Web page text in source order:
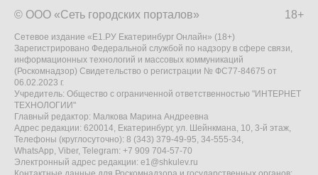
18+
© ООО «Сеть городских порталов»
Сетевое издание «Е1.РУ Екатеринбург Онлайн» (18+)
Зарегистрировано Федеральной службой по надзору в сфере связи,
информационных технологий и массовых коммуникаций
(Роскомнадзор) Свидетельство о регистрации № ФС77-84675 от
06.02.2023 г.
Учредитель: Общество с ограниченной ответственностью "ИНТЕРНЕТ
ТЕХНОЛОГИИ"
Главный редактор: Малкова Марина Андреевна
Адрес редакции: 620014, Екатеринбург, ул. Шейнкмана, 10, 3-й этаж,
Телефоны (круглосуточно): 8 (343) 379-49-95, 34-555-34,
WhatsApp, Viber, Telegram: +7 909 704-57-70
Электронный адрес редакции: e1@shkulev.ru